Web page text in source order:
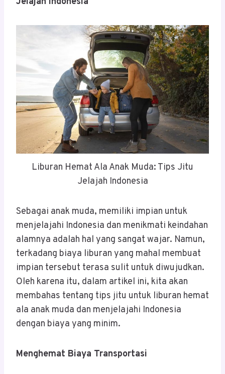
Liburan Hemat Ala Anak Muda: Tips Jitu
Jelajah Indonesia
Sebagai anak muda, memiliki impian untuk
menjelajahi Indonesia dan menikmati keindahan
alamnya adalah hal yang sangat wajar. Namun,
terkadang biaya liburan yang mahal membuat
impian tersebut terasa sulit untuk diwujudkan.
Oleh karena itu, dalam artikel ini, kita akan
membahas tentang tips jitu untuk liburan hemat
ala anak muda dan menjelajahi Indonesia
dengan biaya yang minim.
Menghemat Biaya Transportasi